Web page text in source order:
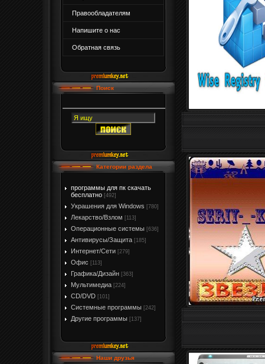
Правообладателям
Напишите о нас
Обратная связь
Поиск
Категории раздела
программы для пк скачать
бесплатно [492]
Украшения для Windows [780]
Лекарство/Взлом [113]
Операционные системы [636]
Антивирусы/Защита [185]
Интернет/Сети [279]
Офис [113]
Графика/Дизайн [363]
Мультимедиа [224]
CD/DVD [101]
Системные программы [242]
Другие программы [137]
Наши друзья